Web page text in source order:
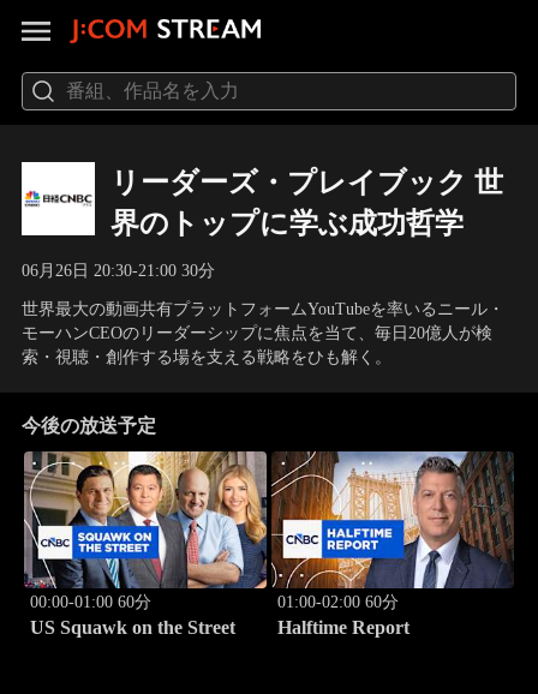
リーダーズ・プレイブック 世
界のトップに学ぶ成功哲学
06月26日 20:30-21:00 30分
世界最大の動画共有プラットフォームYouTubeを率いるニール・
モーハンCEOのリーダーシップに焦点を当て、毎日20億人が検
索・視聴・創作する場を支える戦略をひも解く。
今後の放送予定
00:00-01:00 60分
US Squawk on the Street
01:00-02:00 60分
Halftime Report